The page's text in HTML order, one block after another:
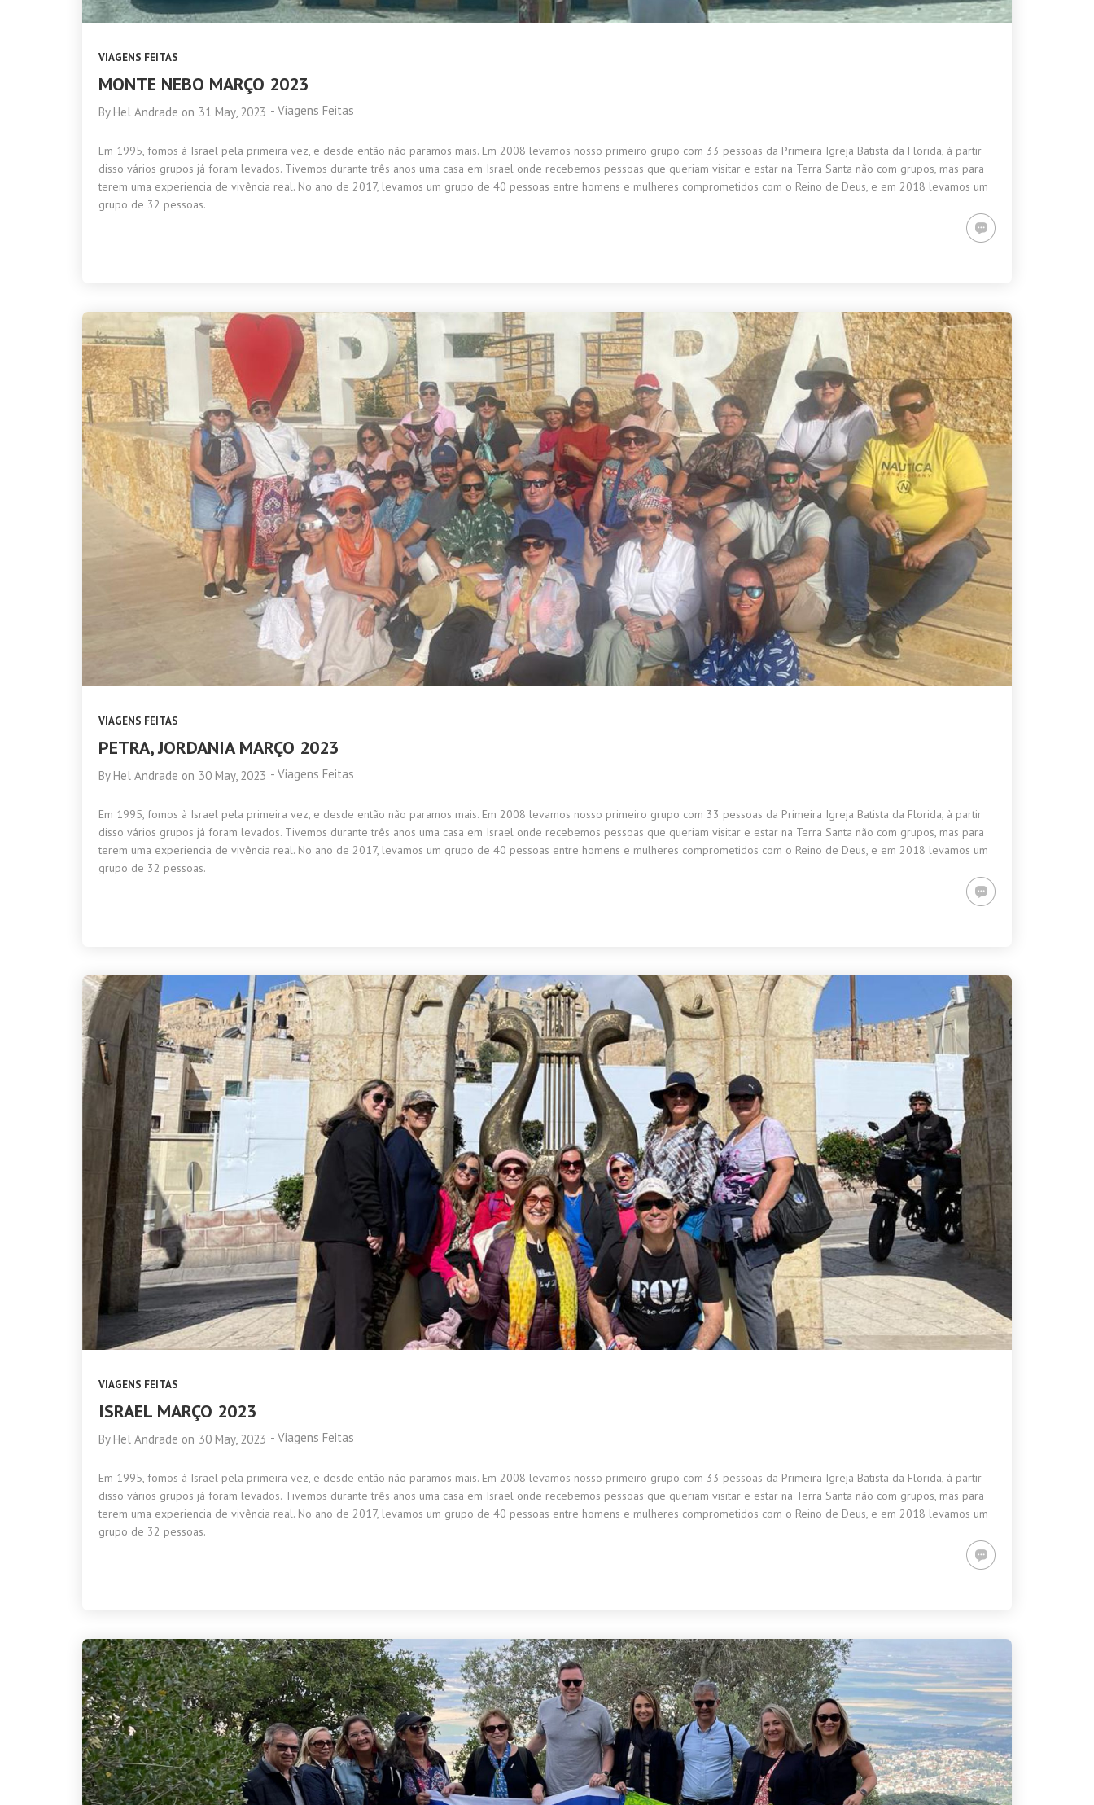
VIAGENS FEITAS
MONTE NEBO MARÇO 2023
ByHel Andrade on 31 May, 2023 - Viagens Feitas
Em 1995, fomos à Israel pela primeira vez, e desde então não paramos mais. Em 2008 levamos nosso primeiro grupo com 33 pessoas da Primeira Igreja Batista da Florida, à partir
disso vários grupos já foram levados. Tivemos durante três anos uma casa em Israel onde recebemos pessoas que queriam visitar e estar na Terra Santa não com grupos, mas para
terem uma experiencia de vivência real. No ano de 2017, levamos um grupo de 40 pessoas entre homens e mulheres comprometidos com o Reino de Deus, e em 2018 levamos um
grupo de 32 pessoas.
VIAGENS FEITAS
PETRA, JORDANIA MARÇO 2023
ByHel Andrade on 30 May, 2023 - Viagens Feitas
Em 1995, fomos à Israel pela primeira vez, e desde então não paramos mais. Em 2008 levamos nosso primeiro grupo com 33 pessoas da Primeira Igreja Batista da Florida, à partir
disso vários grupos já foram levados. Tivemos durante três anos uma casa em Israel onde recebemos pessoas que queriam visitar e estar na Terra Santa não com grupos, mas para
terem uma experiencia de vivência real. No ano de 2017, levamos um grupo de 40 pessoas entre homens e mulheres comprometidos com o Reino de Deus, e em 2018 levamos um
grupo de 32 pessoas.
VIAGENS FEITAS
ISRAEL MARÇO 2023
ByHel Andrade on 30 May, 2023 - Viagens Feitas
Em 1995, fomos à Israel pela primeira vez, e desde então não paramos mais. Em 2008 levamos nosso primeiro grupo com 33 pessoas da Primeira Igreja Batista da Florida, à partir
disso vários grupos já foram levados. Tivemos durante três anos uma casa em Israel onde recebemos pessoas que queriam visitar e estar na Terra Santa não com grupos, mas para
terem uma experiencia de vivência real. No ano de 2017, levamos um grupo de 40 pessoas entre homens e mulheres comprometidos com o Reino de Deus, e em 2018 levamos um
grupo de 32 pessoas.